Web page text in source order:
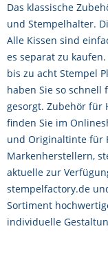
Das klassische
und Stempelhalter.
Alle Kissen sind
es separat zu
bis zu acht Stempel
haben Sie so
gesorgt. Zubehör für
finden Sie im
und Originaltinte für
Markenherstellern,
aktuelle zur
stempelfactory.de
Sortiment
individuelle